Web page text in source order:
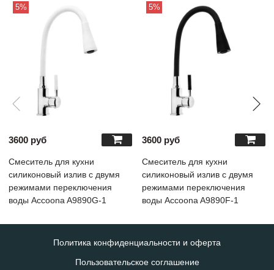
5%
3600 руб
Смеситель для кухни
силиконовый излив с двумя
режимами переключения
воды Accoona A9890G-1
5%
3600 руб
Смеситель для кухни
силиконовый излив с двумя
режимами переключения
воды Accoona A9890F-1
Политика конфиденциальности и оферта
Пользовательское соглашение